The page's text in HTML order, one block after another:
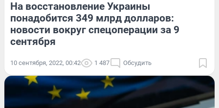
На восстановление Украины
понадобится 349 млрд долларов:
новости вокруг спецоперации за 9
сентября
10 сентября, 2022, 00:42 1 487 Обсудить